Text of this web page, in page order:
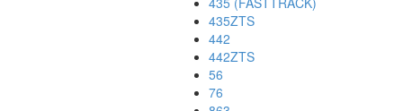
435ZTS
442
442ZTS
56
76